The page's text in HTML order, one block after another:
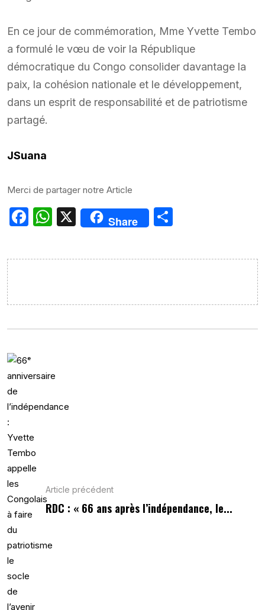
En ce jour de commémoration, Mme Yvette Tembo
a formulé le vœu de voir la République
démocratique du Congo consolider davantage la
paix, la cohésion nationale et le développement,
dans un esprit de responsabilité et de patriotisme
partagé.
JSuana
Merci de partager notre Article
Facebook
WhatsApp
X Share
Article précédent
RDC : « 66 ans après l’indépendance, le...